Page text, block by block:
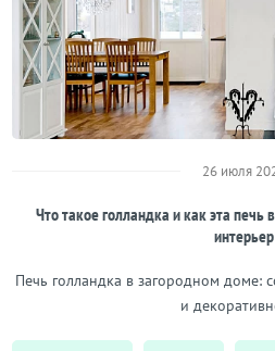
26 июля
Что такое голландка и как эта
интерьер
Печь голландка в загородном доме:
и